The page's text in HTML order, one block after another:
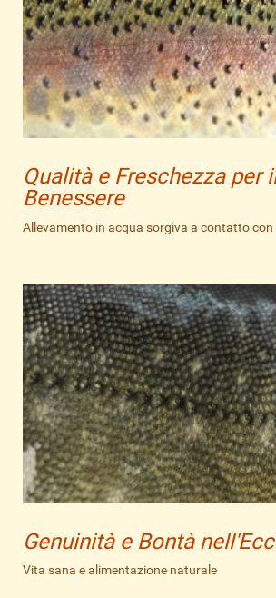
Qualità e Freschezza per
Benessere
Allevamento in acqua sorgiva a contatto con
Genuinità e Bontà
Vita sana e alimentazione naturale